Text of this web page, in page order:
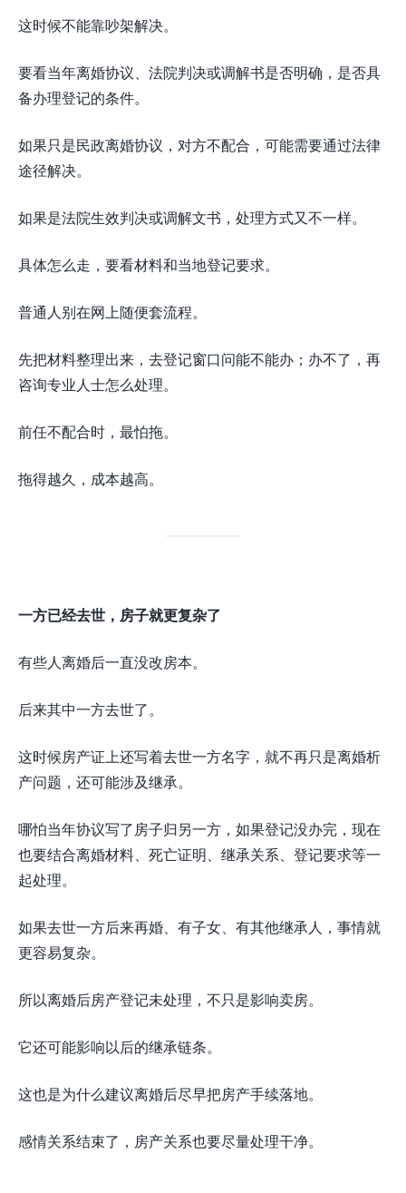
这时候不能靠吵架解决。
要看当年离婚协议、法院判决或调解书是否明确，是否具
备办理登记的条件。
如果只是民政离婚协议，对方不配合，可能需要通过法律
途径解决。
如果是法院生效判决或调解文书，处理方式又不一样。
具体怎么走，要看材料和当地登记要求。
普通人别在网上随便套流程。
先把材料整理出来，去登记窗口问能不能办；办不了，再
咨询专业人士怎么处理。
前任不配合时，最怕拖。
拖得越久，成本越高。
一方已经去世，房子就更复杂了
有些人离婚后一直没改房本。
后来其中一方去世了。
这时候房产证上还写着去世一方名字，就不再只是离婚析
产问题，还可能涉及继承。
哪怕当年协议写了房子归另一方，如果登记没办完，现在
也要结合离婚材料、死亡证明、继承关系、登记要求等一
起处理。
如果去世一方后来再婚、有子女、有其他继承人，事情就
更容易复杂。
所以离婚后房产登记未处理，不只是影响卖房。
它还可能影响以后的继承链条。
这也是为什么建议离婚后尽早把房产手续落地。
感情关系结束了，房产关系也要尽量处理干净。